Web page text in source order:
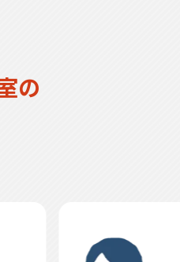
の